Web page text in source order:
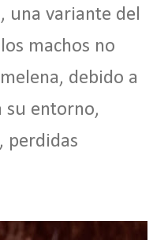
una variante del
machos no
debido a
su entorno,
perdidas